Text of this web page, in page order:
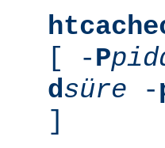
[ -P
dsüre -
]